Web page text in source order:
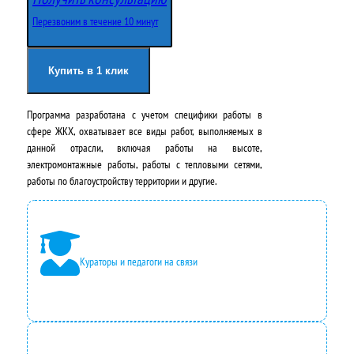
о
ч
а
л
ь
н
а
я
ц
е
н
щ
я
ц
е
н
а
:
Перезвоним в течение 10 минут
Купить в 1 клик
Программа разработана с учетом специфики работы в
сфере ЖКХ, охватывает все виды работ, выполняемых в
данной отрасли, включая работы на высоте,
электромонтажные работы, работы с тепловыми сетями,
работы по благоустройству территории и другие.
Кураторы и педагоги на связи